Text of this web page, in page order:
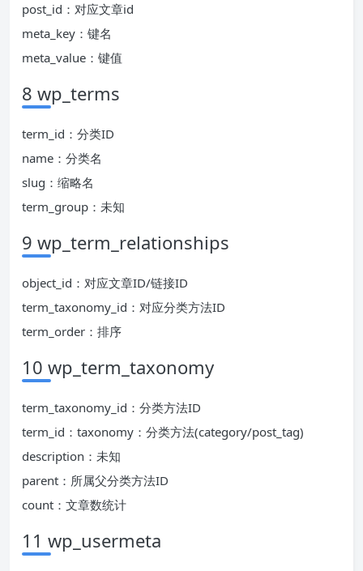
post_id：对应文章id
meta_key：键名
meta_value：键值
8 wp_terms
term_id：分类ID
name：分类名
slug：缩略名
term_group：未知
9 wp_term_relationships
object_id：对应文章ID/链接ID
term_taxonomy_id：对应分类方法ID
term_order：排序
10 wp_term_taxonomy
term_taxonomy_id：分类方法ID
term_id：taxonomy：分类方法(category/post_tag)
description：未知
parent：所属父分类方法ID
count：文章数统计
11 wp_usermeta